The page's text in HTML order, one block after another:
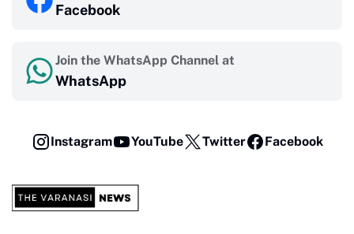
Facebook
Join the WhatsApp Channel at
WhatsApp
Instagram YouTube Twitter Facebook